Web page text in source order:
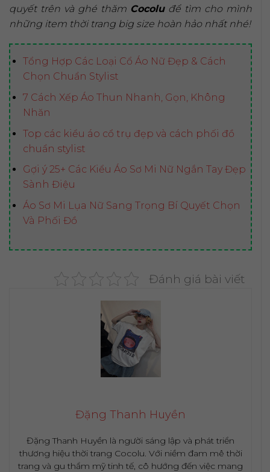
quyết trên và ghé thăm Cocoluđể tìm cho mình
những item thời trang big size hoàn hảo nhất nhé!
Tổng Hợp Các Loại Cổ Áo Nữ Đẹp & Cách
Chọn Chuẩn Stylist
7 Cách Xếp Áo Thun Nhanh, Gọn, Không
Nhăn
Top các kiểu áo cổ trụ đẹp và cách phối đồ
chuẩn stylist
Gợi ý 25+ Các Kiểu Áo Sơ Mi Nữ Ngắn Tay Đẹp
Sành Điệu
Áo Sơ Mi Lụa Nữ Sang Trọng Bí Quyết Chọn
Và Phối Đồ
Đánh giá bài viết
Đặng Thanh Huyền
Đặng Thanh Huyền là người sáng lập và phát triển
thương hiệu thời trang Cocolu. Với niềm đam mê thời
trang và gu thẩm mỹ tinh tế, cô hướng đến việc mang